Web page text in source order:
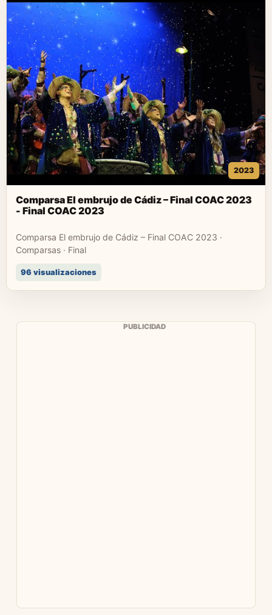
2023
Comparsa El embrujo de Cádiz – Final COAC 2023
- Final COAC 2023
Comparsa El embrujo de Cádiz – Final COAC 2023 ·
Comparsas · Final
96 visualizaciones
PUBLICIDAD